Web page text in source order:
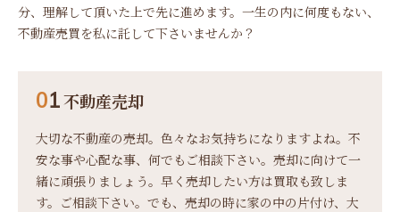
分、理解して頂いた上で先に進めます。 一生の内に何度もない、
不動産売買を私に託して下さいませんか？
01不動産売却
大切な不動産の売却。色々なお気持ちになりますよね。不
安な事や心配な事、何でもご相談下さい。売却に向けて一
緒に頑張りましょう。早く売却したい方は買取も致しま
す。ご相談下さい。 でも、売却の時に家の中の片付け、大